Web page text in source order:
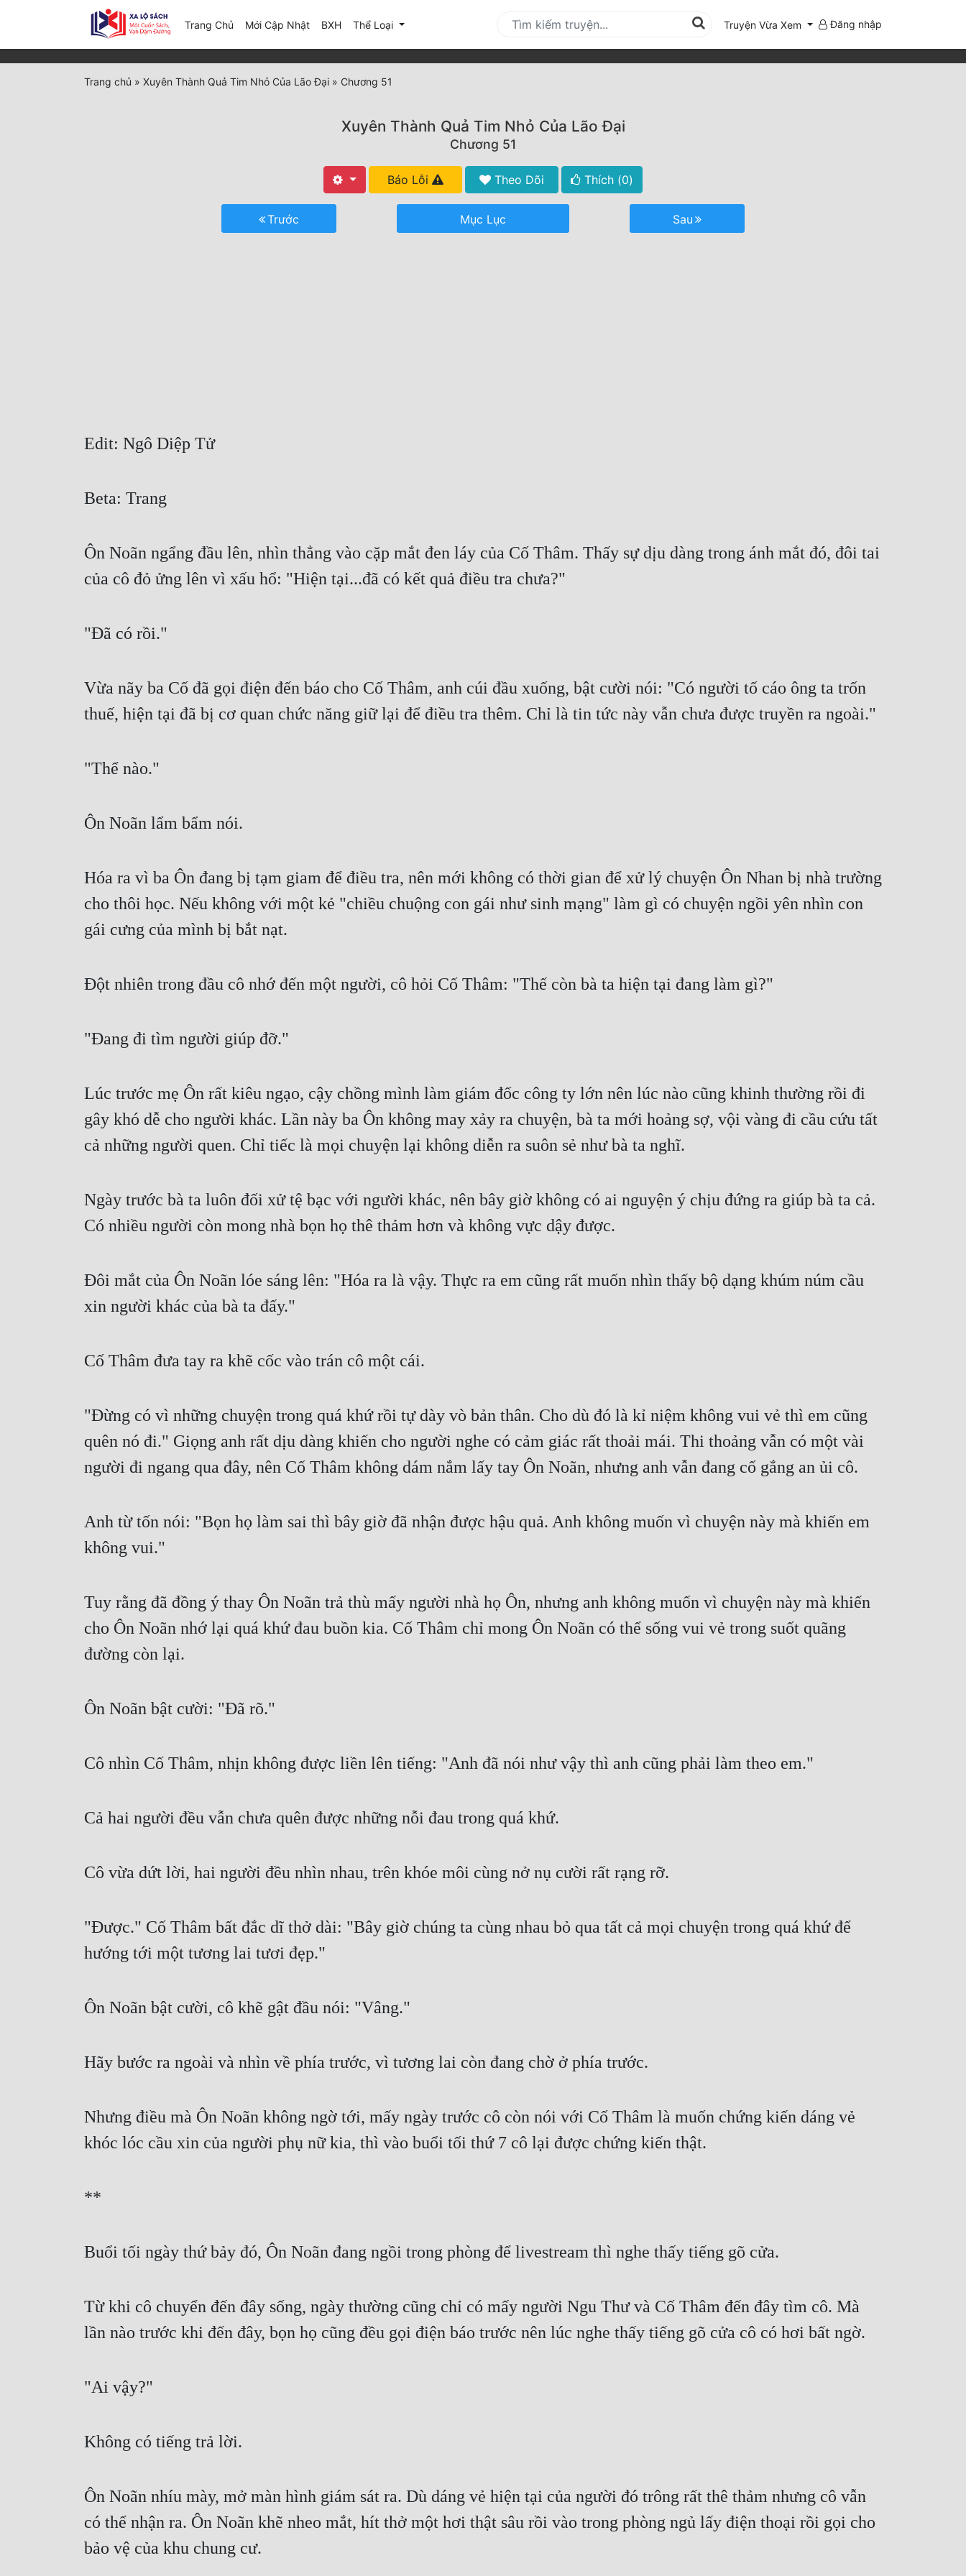
Trang Chủ Mới Cập Nhật(current)
BXH Thể Loại Truyện Vừa Xem Đăng nhập
Trang chủ » Xuyên Thành Quả Tim Nhỏ Của Lão Đại » Chương 51
Xuyên Thành Quả Tim Nhỏ Của Lão Đại
Chương 51
Báo Lỗi Theo Dõi Thích (0)
Trước Mục Lục Sau
Edit: Ngô Diệp Tử
Beta: Trang
Ôn Noãn ngẩng đầu lên, nhìn thẳng vào cặp mắt đen láy của Cố Thâm. Thấy sự dịu dàng trong ánh mắt đó, đôi tai
của cô đỏ ửng lên vì xấu hổ: "Hiện tại...đã có kết quả điều tra chưa?"
"Đã có rồi."
Vừa nãy ba Cố đã gọi điện đến báo cho Cố Thâm, anh cúi đầu xuống, bật cười nói: "Có người tố cáo ông ta trốn
thuế, hiện tại đã bị cơ quan chức năng giữ lại để điều tra thêm. Chỉ là tin tức này vẫn chưa được truyền ra ngoài."
"Thể nào."
Ôn Noãn lẩm bẩm nói.
Hóa ra vì ba Ôn đang bị tạm giam để điều tra, nên mới không có thời gian để xử lý chuyện Ôn Nhan bị nhà trường
cho thôi học. Nếu không với một kẻ "chiều chuộng con gái như sinh mạng" làm gì có chuyện ngồi yên nhìn con
gái cưng của mình bị bắt nạt.
Đột nhiên trong đầu cô nhớ đến một người, cô hỏi Cố Thâm: "Thế còn bà ta hiện tại đang làm gì?"
"Đang đi tìm người giúp đỡ."
Lúc trước mẹ Ôn rất kiêu ngạo, cậy chồng mình làm giám đốc công ty lớn nên lúc nào cũng khinh thường rồi đi
gây khó dễ cho người khác. Lần này ba Ôn không may xảy ra chuyện, bà ta mới hoảng sợ, vội vàng đi cầu cứu tất
cả những người quen. Chỉ tiếc là mọi chuyện lại không diễn ra suôn sẻ như bà ta nghĩ.
Ngày trước bà ta luôn đối xử tệ bạc với người khác, nên bây giờ không có ai nguyện ý chịu đứng ra giúp bà ta cả.
Có nhiều người còn mong nhà bọn họ thê thảm hơn và không vực dậy được.
Đôi mắt của Ôn Noãn lóe sáng lên: "Hóa ra là vậy. Thực ra em cũng rất muốn nhìn thấy bộ dạng khúm núm cầu
xin người khác của bà ta đấy."
Cố Thâm đưa tay ra khẽ cốc vào trán cô một cái.
"Đừng có vì những chuyện trong quá khứ rồi tự dày vò bản thân. Cho dù đó là kỉ niệm không vui vẻ thì em cũng
quên nó đi." Giọng anh rất dịu dàng khiến cho người nghe có cảm giác rất thoải mái. Thi thoảng vẫn có một vài
người đi ngang qua đây, nên Cố Thâm không dám nắm lấy tay Ôn Noãn, nhưng anh vẫn đang cố gắng an ủi cô.
Anh từ tốn nói: "Bọn họ làm sai thì bây giờ đã nhận được hậu quả. Anh không muốn vì chuyện này mà khiến em
không vui."
Tuy rằng đã đồng ý thay Ôn Noãn trả thù mấy người nhà họ Ôn, nhưng anh không muốn vì chuyện này mà khiến
cho Ôn Noãn nhớ lại quá khứ đau buồn kia. Cố Thâm chỉ mong Ôn Noãn có thể sống vui vẻ trong suốt quãng
đường còn lại.
Ôn Noãn bật cười: "Đã rõ."
Cô nhìn Cố Thâm, nhịn không được liền lên tiếng: "Anh đã nói như vậy thì anh cũng phải làm theo em."
Cả hai người đều vẫn chưa quên được những nỗi đau trong quá khứ.
Cô vừa dứt lời, hai người đều nhìn nhau, trên khóe môi cùng nở nụ cười rất rạng rỡ.
"Được." Cố Thâm bất đắc dĩ thở dài: "Bây giờ chúng ta cùng nhau bỏ qua tất cả mọi chuyện trong quá khứ để
hướng tới một tương lai tươi đẹp."
Ôn Noãn bật cười, cô khẽ gật đầu nói: "Vâng."
Hãy bước ra ngoài và nhìn về phía trước, vì tương lai còn đang chờ ở phía trước.
Nhưng điều mà Ôn Noãn không ngờ tới, mấy ngày trước cô còn nói với Cố Thâm là muốn chứng kiến dáng vẻ
khóc lóc cầu xin của người phụ nữ kia, thì vào buổi tối thứ 7 cô lại được chứng kiến thật.
**
Buổi tối ngày thứ bảy đó, Ôn Noãn đang ngồi trong phòng để livestream thì nghe thấy tiếng gõ cửa.
Từ khi cô chuyển đến đây sống, ngày thường cũng chỉ có mấy người Ngu Thư và Cố Thâm đến đây tìm cô. Mà
lần nào trước khi đến đây, bọn họ cũng đều gọi điện báo trước nên lúc nghe thấy tiếng gõ cửa cô có hơi bất ngờ.
"Ai vậy?"
Không có tiếng trả lời.
Ôn Noãn nhíu mày, mở màn hình giám sát ra. Dù dáng vẻ hiện tại của người đó trông rất thê thảm nhưng cô vẫn
có thể nhận ra. Ôn Noãn khẽ nheo mắt, hít thở một hơi thật sâu rồi vào trong phòng ngủ lấy điện thoại rồi gọi cho
bảo vệ của khu chung cư.